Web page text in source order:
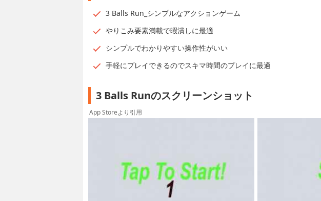
3 Balls Run_シンプルなアクションゲーム
やりこみ要素満載で暇潰しに最適
シンプルでわかりやすい操作性がいい
手軽にプレイできるのでスキマ時間のプレイに最適
3 Balls Runのスクリーンショット
App Storeより引用